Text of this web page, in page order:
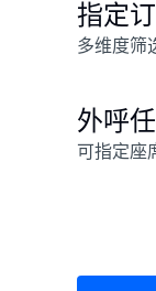
指定
多维度筛
外呼
可指定座